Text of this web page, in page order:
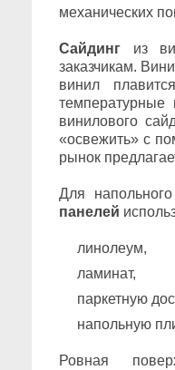
механических
Сайдинг из
заказчикам.
винил
винилового
«освежить» с
рынок
Для
панелей
линолеум,
ламинат,
паркетную
напольную
Ровная